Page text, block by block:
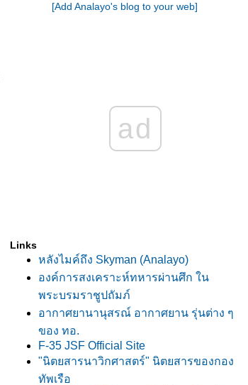
[Add Analayo's blog to your web]
ad
Links
หลังไมค์ถึง Skyman (Analayo)
องค์การสงเคราะห์ทหารผ่านศึก ใน
พระบรมราชูปถัมภ์
อากาศยานานุสรณ์ อากาศยาน รุ่นต่าง ๆ
ของ ทอ.
F-35 JSF Official Site
"นิตยสารนาวิกศาสตร์" นิตยสารของกอง
ทัพเรือ